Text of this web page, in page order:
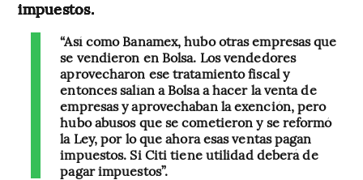
impuestos.
“Así como Banamex, hubo otras empresas que
se vendieron en Bolsa. Los vendedores
aprovecharon ese tratamiento fiscal y
entonces salían a Bolsa a hacer la venta de
empresas y aprovechaban la exención, pero
hubo abusos que se cometieron y se reformó
la Ley, por lo que ahora esas ventas pagan
impuestos. Si Citi tiene utilidad deberá de
pagar impuestos”.